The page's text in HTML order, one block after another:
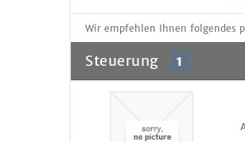
Wir empfehlen Ihnen folgendes
Steuerung 1